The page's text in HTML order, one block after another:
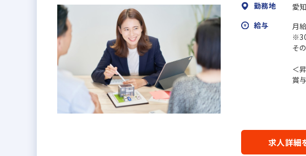
勤務地
愛
給与
月
そ
＜
賞
求人詳細